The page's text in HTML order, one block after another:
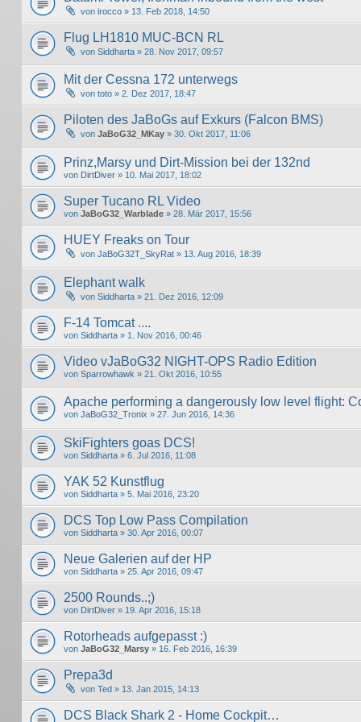
von irocco » 13. Feb 2018, 14:50
Flug LH1810 MUC-BCN RL
von Siddharta » 28. Nov 2017, 09:57
Mit der Cessna 172 unterwegs
von toto » 2. Dez 2017, 18:47
Piloten des JaBoGs auf Exkurs (Falcon BMS)
von JaBoG32_MKay » 30. Okt 2017, 11:06
Prinz,Marsy und Dirt-Mission bei der 132nd
von DirtDiver » 10. Mai 2017, 18:02
Super Tucano RL Video
von JaBoG32_Warblade » 28. Mär 2017, 15:56
HUEY Freaks on Tour
von JaBoG32T_SkyRat » 13. Aug 2016, 18:39
Elephant walk
von Siddharta » 21. Dez 2016, 12:09
F-14 Tomcat ....
von Siddharta » 1. Nov 2016, 00:46
Video vJaBoG32 NIGHT-OPS Radio Edition
von Sparrowhawk » 21. Okt 2016, 10:55
Apache performing a dangerously low level flight:
von JaBoG32_Tronix » 27. Jun 2016, 14:36
SkiFighters goas DCS!
von Siddharta » 6. Jul 2016, 11:08
YAK 52 Kunstflug
von Siddharta » 5. Mai 2016, 23:20
DCS Top Low Pass Compilation
von Siddharta » 30. Apr 2016, 00:07
Neue Galerien auf der HP
von Siddharta » 25. Apr 2016, 09:47
2500 Rounds..;)
von DirtDiver » 19. Apr 2016, 15:18
Rotorheads aufgepasst :)
von JaBoG32_Marsy » 16. Feb 2016, 16:39
Prepa3d
von Ted » 13. Jan 2015, 14:13
DCS Black Shark 2 - Home Cockpit…